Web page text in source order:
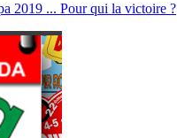
2019 ... Pour qui la victoire ?